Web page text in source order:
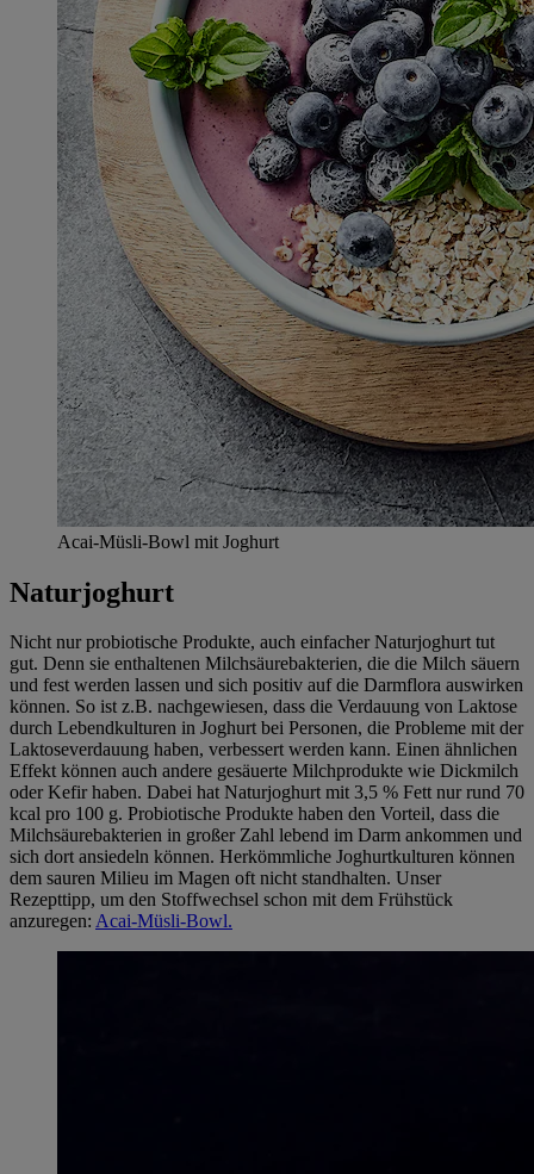
Acai-Müsli-Bowl mit Joghurt
Naturjoghurt
Nicht nur probiotische Produkte, auch einfacher Naturjoghurt tut
gut. Denn sie enthaltenen Milchsäurebakterien, die die Milch säuern
und fest werden lassen und sich positiv auf die Darmflora auswirken
können. So ist z.B. nachgewiesen, dass die Verdauung von Laktose
durch Lebendkulturen in Joghurt bei Personen, die Probleme mit der
Laktoseverdauung haben, verbessert werden kann. Einen ähnlichen
Effekt können auch andere gesäuerte Milchprodukte wie Dickmilch
oder Kefir haben. Dabei hat Naturjoghurt mit 3,5 % Fett nur rund 70
kcal pro 100 g. Probiotische Produkte haben den Vorteil, dass die
Milchsäurebakterien in großer Zahl lebend im Darm ankommen und
sich dort ansiedeln können. Herkömmliche Joghurtkulturen können
dem sauren Milieu im Magen oft nicht standhalten. Unser
Rezepttipp, um den Stoffwechsel schon mit dem Frühstück
anzuregen: Acai-Müsli-Bowl.